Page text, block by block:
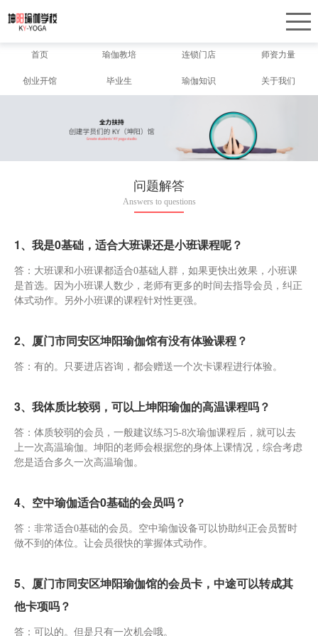
首页 瑜伽教培 连锁门店 师资力量
创业开馆 毕业生 瑜伽知识 关于我们
问题解答
Answers to questions
1、我是0基础，适合大班课还是小班课程呢？
答：大班课和小班课都适合0基础人群，如果更快出效果，小班课
是首选。因为小班课人数少，老师有更多的时间去指导会员，纠正
体式动作。另外小班课的课程针对性更强。
2、厦门市同安区坤阳瑜伽馆有没有体验课程？
答：有的。只要进店咨询，都会赠送一个次卡课程进行体验。
3、我体质比较弱，可以上坤阳瑜伽的高温课程吗？
答：体质较弱的会员，一般建议练习5-8次瑜伽课程后，就可以去
上一次高温瑜伽。坤阳的老师会根据您的身体上课情况，综合考虑
您是适合多久一次高温瑜伽。
4、空中瑜伽适合0基础的会员吗？
答：非常适合0基础的会员。空中瑜伽设备可以协助纠正会员暂时
做不到的体位。让会员很快的掌握体式动作。
5、厦门市同安区坤阳瑜伽馆的会员卡，中途可以转成其
他卡项吗？
答：可以的。但是只有一次机会哦。